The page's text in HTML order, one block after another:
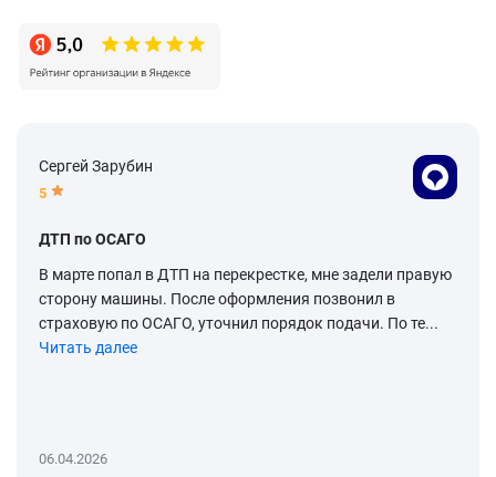
Сергей Зарубин
5
ДТП по ОСАГО
В марте попал в ДТП на перекрестке, мне задели правую
сторону машины. После оформления позвонил в
страховую по ОСАГО, уточнил порядок подачи. По те...
Читать далее
06.04.2026